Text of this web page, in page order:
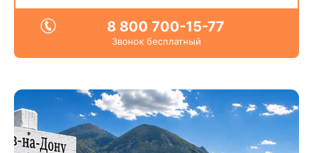
8 800 700-15-77
Звонок бесплатный